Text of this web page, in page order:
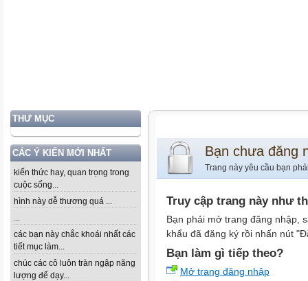
THƯ MỤC
CÁC Ý KIẾN MỚI NHẤT
kiến thức hay, quan trọng trong
cuộc sống...
hình này dễ thương quá ...
...
các bạn này chắc khoái nhất các
tiết mục làm...
chúc các cô luôn tràn ngập năng
lượng để dạy...
Bạn chưa đăng
Trang này yêu cầu bạn
Truy cập trang này như
Bạn phải mở trang đăng nhập,
khẩu đã đăng ký rồi nhấn nút
Bạn làm gì tiếp theo?
Mở trang đăng nhập